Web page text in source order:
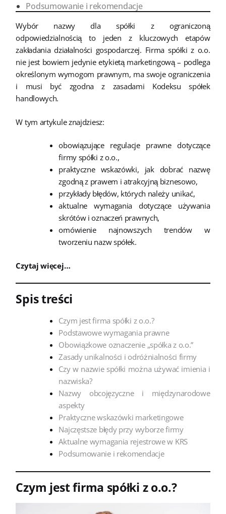
Podsumowanie i rekomendacje
Wybór nazwy dla spółki z ograniczoną
odpowiedzialnością to jeden z kluczowych etapów
zakładania działalności gospodarczej. Firma spółki z o.o.
nie jest bowiem jedynie etykietą marketingową – podlega
określonym wymogom prawnym, ma swoje ograniczenia
i musi być zgodna z zasadami Kodeksu spółek
handlowych.
W tym artykule znajdziesz:
obowiązujące regulacje prawne dotyczące
firmy spółki z o.o.,
praktyczne wskazówki, jak dobrać nazwę
zgodną z prawem i atrakcyjną biznesowo,
przykłady błędów, których należy unikać,
aktualne wymagania dotyczące używania
skrótów i oznaczeń prawnych,
omówienie najnowszych trendów w
tworzeniu nazw spółek.
Czytaj więcej…
Spis treści
Czym jest firma spółki z o.o.?
Podstawowe wymagania prawne
Obowiązkowe oznaczenie „spółka z o.o.”
Zasady unikalności i odróżnialności firmy
Czy w nazwie spółki można używać imienia i
nazwiska?
Nazwy obcojęzyczne i międzynarodowe
aspekty
Praktyczne wskazówki marketingowe
Najczęstsze błędy przy wyborze firmy
Aktualne wymagania rejestrowe w KRS
Podsumowanie i rekomendacje
Czym jest firma spółki z o.o.?